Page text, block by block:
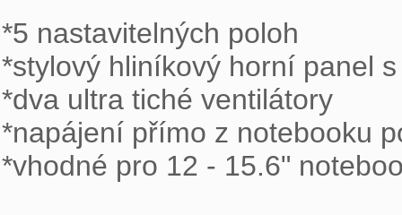
*5 nastavitelných poloh
*stylový hliníkový horní panel
*dva ultra tiché ventilátory
*napájení přímo z notebooku
*vhodné pro 12 - 15.6"